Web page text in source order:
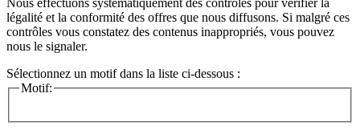
Nous effectuons systématiquement des contrôles pour vérifier la
légalité et la conformité des offres que nous diffusons. Si malgré ces
contrôles vous constatez des contenus inappropriés, vous pouvez
nous le signaler.
Sélectionnez un motif dans la liste ci-dessous :
Motif: